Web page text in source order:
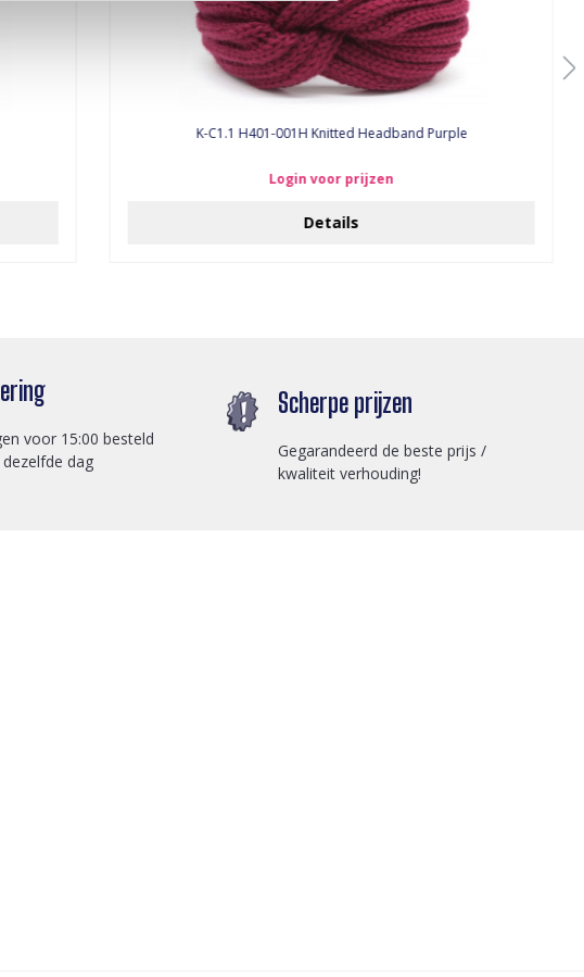
K-C1.1 H401-001H Knitted Headband Purple
Login voor prijzen
Details
voor 15:00 besteld
dag
Scherpe prijzen
Gegarandeerd de beste prijs /
kwaliteit verhouding!